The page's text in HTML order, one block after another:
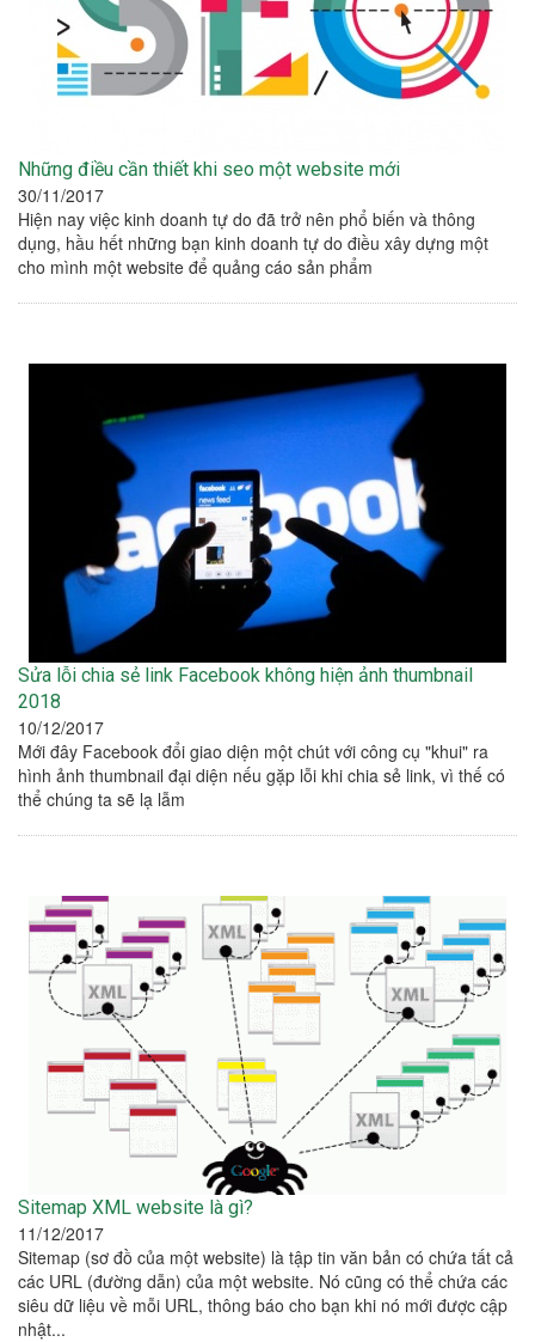
Những điều cần thiết khi seo một website mới
30/11/2017
Hiện nay việc kinh doanh tự do đã trở nên phổ biến và thông
dụng, hầu hết những bạn kinh doanh tự do điều xây dựng một
cho mình một website để quảng cáo sản phẩm
Sửa lỗi chia sẻ link Facebook không hiện ảnh thumbnail
2018
10/12/2017
Mới đây Facebook đổi giao diện một chút với công cụ "khui" ra
hình ảnh thumbnail đại diện nếu gặp lỗi khi chia sẻ link, vì thế có
thể chúng ta sẽ lạ lẫm
Sitemap XML website là gì?
11/12/2017
Sitemap (sơ đồ của một website) là tập tin văn bản có chứa tất cả
các URL (đường dẫn) của một website. Nó cũng có thể chứa các
siêu dữ liệu về mỗi URL, thông báo cho bạn khi nó mới được cập
nhật...